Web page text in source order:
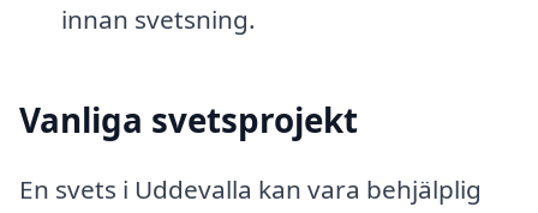
innan svetsning.
Vanliga svetsprojekt
En svets i Uddevalla kan vara behjälplig